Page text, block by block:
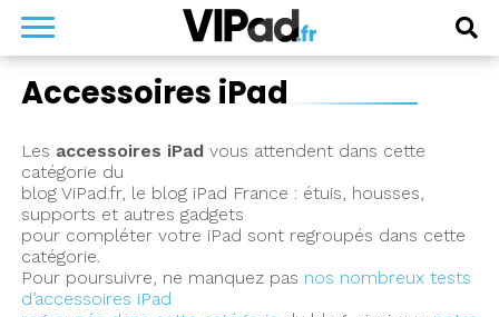
Accessoires iPad
Les accessoires iPadvous attendent dans cette
catégorie du
blog ViPad.fr, le blog iPad France : étuis, housses,
supports et autres gadgets
pour compléter votre iPad sont regroupés dans cette
catégorie.
Pour poursuivre, ne manquez pas nos nombreux tests
d’accessoires iPad